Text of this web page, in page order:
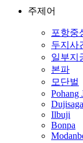
주제어
포항중
두지사
일부지
본파
모단벌
Pohang
Ilbuji
Bonpa